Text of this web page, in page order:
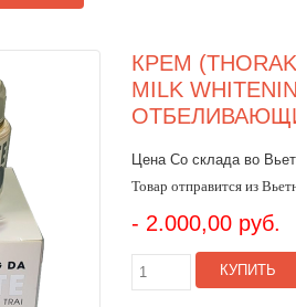
КРЕМ
MILK
Цена Со склада во
Товар отправится из
- 2.000,00 руб.
КУПИТЬ